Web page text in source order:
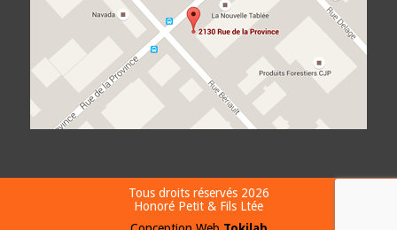
Tous droits réservés 2026
Honoré Petit & Fils Ltée